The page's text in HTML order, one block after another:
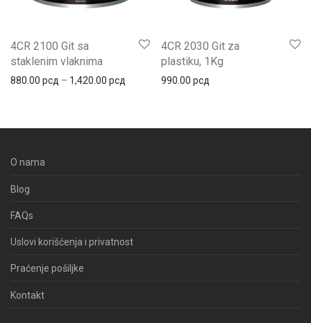
4CR 2100 Git sa
staklenim vlaknima
880.00 рсд – 1,420.00 рсд Распон цена: од 880.00 рсд до 1,420.00
4CR 2030 Git za
plastiku, 1Kg
990.00 рсд
O nama
Blog
FAQs
Uslovi korišćenja i privatnost
Praćenje pošiljke
Kontakt